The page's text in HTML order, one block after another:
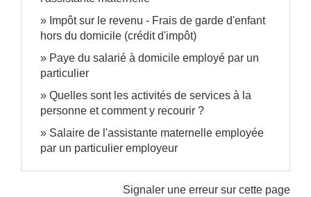
Impôt sur le revenu - Frais de garde d'enfant
hors du domicile (crédit d'impôt)
Paye du salarié à domicile employé par un
particulier
Quelles sont les activités de services à la
personne et comment y recourir ?
Salaire de l'assistante maternelle employée
par un particulier employeur
Signaler une erreur sur cette page